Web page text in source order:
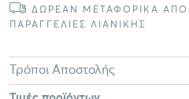
ΔΩΡΕΑΝ ΜΕΤΑΦΟΡΙΚΑ ΑΠΟ
ΠΑΡΑΓΓΕΛΙΕΣ ΛΙΑΝΙΚΗΣ
Τρόποι Αποστολής